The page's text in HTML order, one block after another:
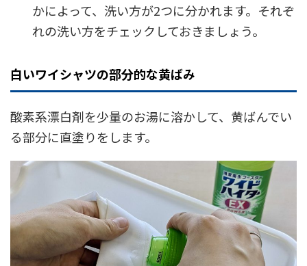
かによって、洗い方が2つに分かれます。それぞ
れの洗い方をチェックしておきましょう。
白いワイシャツの部分的な黄ばみ
酸素系漂白剤を少量のお湯に溶かして、黄ばんでい
る部分に直塗りをします。